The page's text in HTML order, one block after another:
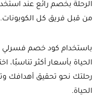
الرحلة بخصم رائع عند
من قبل فريق كل الكوبونات.
باستخدام كود خصم فسرلي
الحياة بأسعار أكثر تناسبًا،
رحلتك نحو تحقيق أهدافك
الحياة.